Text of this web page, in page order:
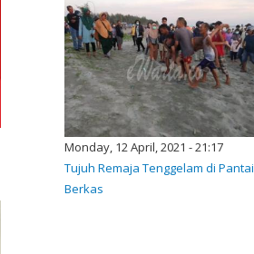
Monday, 12 April, 2021 - 21:17
Tujuh Remaja Tenggelam di Pantai
Berkas